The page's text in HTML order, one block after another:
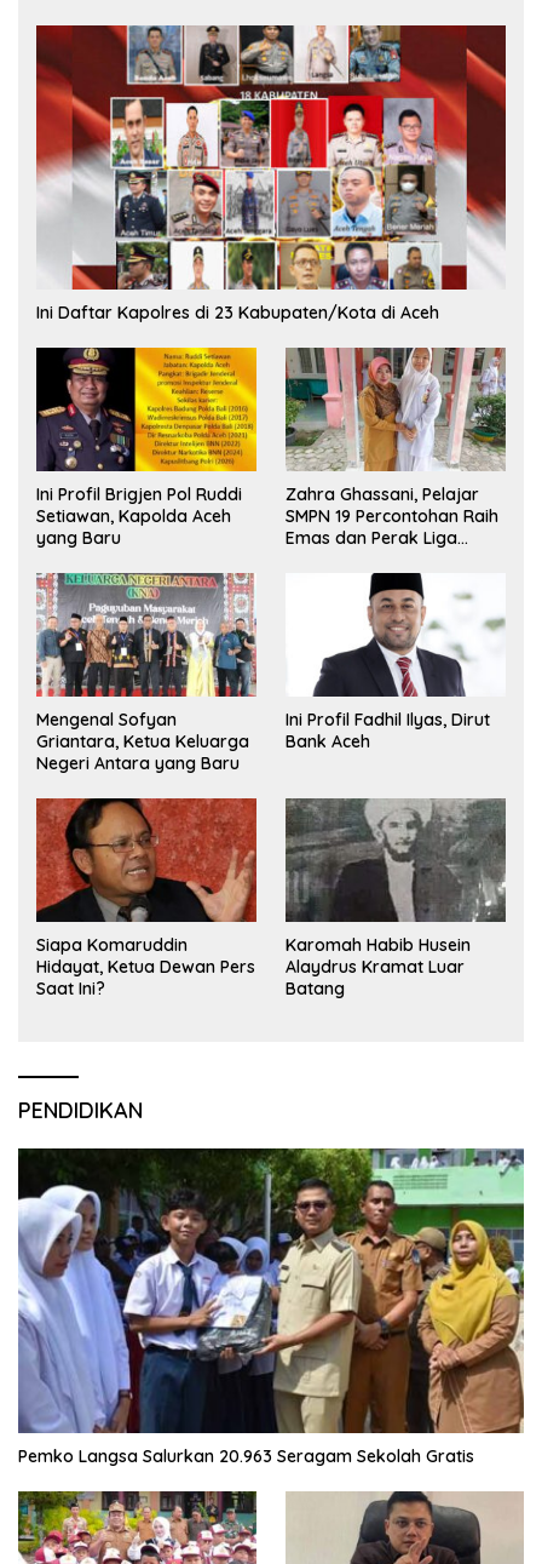
Ini Daftar Kapolres di 23 Kabupaten/Kota di Aceh
Ini Profil Brigjen Pol Ruddi
Setiawan, Kapolda Aceh
yang Baru
Zahra Ghassani, Pelajar
SMPN 19 Percontohan Raih
Emas dan Perak Liga
Mengenal Sofyan
Griantara, Ketua Keluarga
Negeri Antara yang Baru
Ini Profil Fadhil Ilyas, Dirut
Bank Aceh
Siapa Komaruddin
Hidayat, Ketua Dewan Pers
Saat Ini?
Karomah Habib Husein
Alaydrus Kramat Luar
Batang
PENDIDIKAN
Pemko Langsa Salurkan 20.963 Seragam Sekolah Gratis